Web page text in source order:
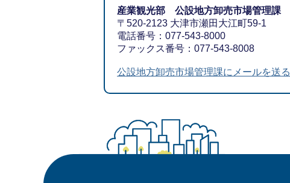
産業観光部 公設地方卸売市場管理課
〒520-2123 大津市瀬田大江町59-1
電話番号：077-543-8000
ファックス番号：077-543-8008
公設地方卸売市場管理課にメールを送る